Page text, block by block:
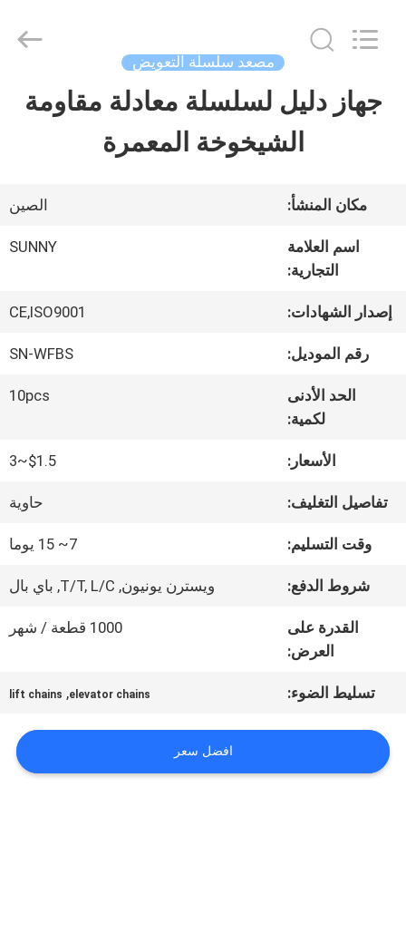
بيت
أشرطة
معلومات
في
المعمل
مراقبة
الجودة
بنا
SUNNY
Rights
Reserved.
مصعد سلسلة التعويض
جهاز دليل لسلسلة معادلة مقاومة
الشيخوخة المعمرة
مكان المنشأ: الصين
اسم العلامة
التجارية:
SUNNY
إصدار الشهادات: CE,ISO9001
رقم الموديل: SN-WFBS
الحد الأدنى
لكمية:
10pcs
الأسعار: $1.5~3
تفاصيل التغليف: حاوية
وقت التسليم: 7~ 15 يوما
شروط الدفع: ويسترن يونيون, T/T, L/C, باي بال
القدرة على
العرض:
1000 قطعة / شهر
تسليط الضوء: elevator chains
,
lift chains
افضل سعر